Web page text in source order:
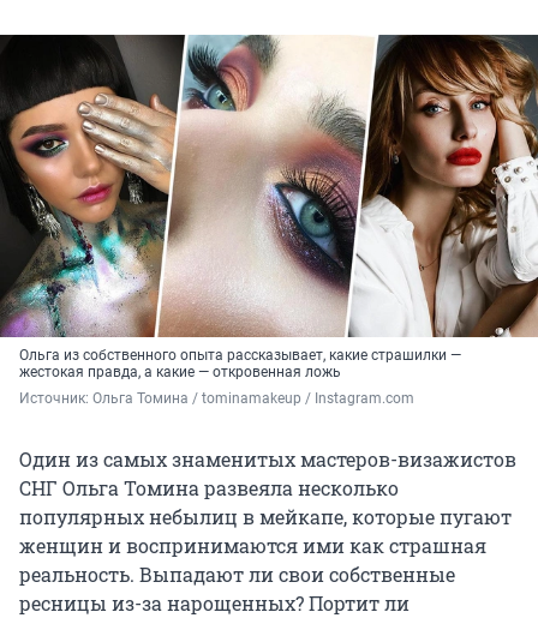
Ольга из собственного опыта рассказывает, какие страшилки —
жестокая правда, а какие — откровенная ложь
Источник: Ольга Томина / tominamakeup / Instagram.com
Один из самых знаменитых мастеров-визажистов
СНГ Ольга Томина развеяла несколько
популярных небылиц в мейкапе, которые пугают
женщин и воспринимаются ими как страшная
реальность. Выпадают ли свои собственные
ресницы из-за нарощенных? Портит ли